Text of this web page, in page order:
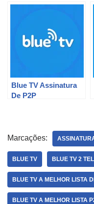
Blue TV Assinatura
De P2P
Marcações:
BLUE TV BLUE TV 2
BLUE TV A MELHOR LISTA
BLUE TV A MELHOR LISTA